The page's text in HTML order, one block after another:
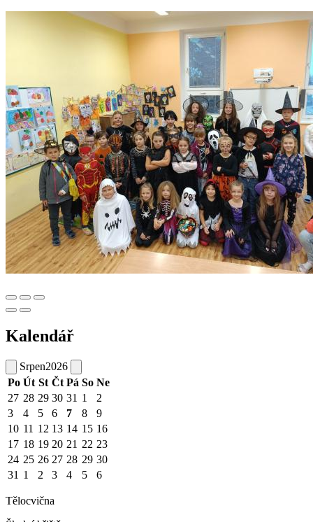
Kalendář
Srpen2026
Po Út St Čt Pá So Ne
27 28 29 30 31 1
2
3
4 5 6 7 8
9
10 11 12 13 14 15 16
17 18 19 20 21 22 23
24 25 26 27 28 29 30
31 1 2 3 4 5 6
Tělocvična